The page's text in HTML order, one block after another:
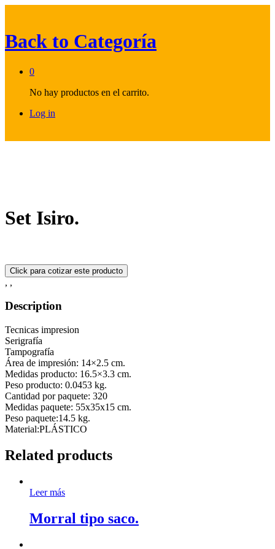
Back to Categoría
0
No hay productos en el carrito.
Log in
Set Isiro.
, ,
Description
Tecnicas impresion
Serigrafía
Tampografía
Área de impresión: 14×2.5 cm.
Medidas producto: 16.5×3.3 cm.
Peso producto: 0.0453 kg.
Cantidad por paquete: 320
Medidas paquete: 55x35x15 cm.
Peso paquete:14.5 kg.
Material:PLÁSTICO
Related products
Leer más
Morral tipo saco.